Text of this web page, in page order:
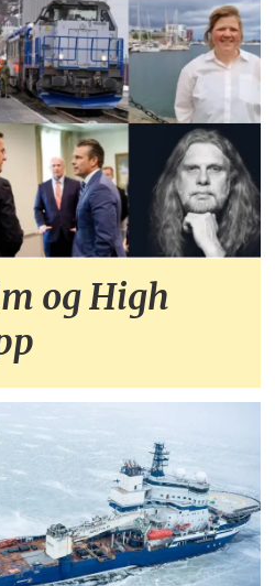
og High